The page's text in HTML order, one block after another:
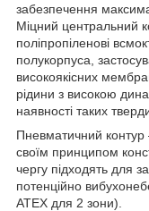
забезпечення
Міцний центральний
поліпропіленові
полукорпуса,
високоякісних
рідини з високою
наявності таких
Пневматичний контур
своїм принципом
чергу підходять для
потенційно
ATEX для 2 зони).